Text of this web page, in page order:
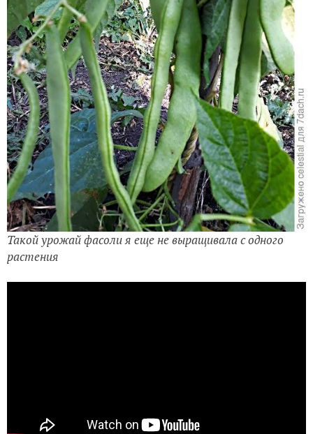
Такой урожай фасоли я еще не выращивала с одного
растения